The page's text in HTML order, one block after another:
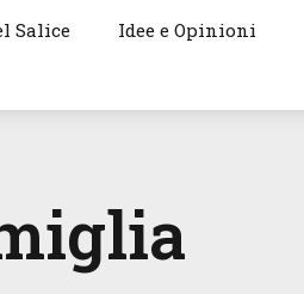
Salice Idee e Opinioni